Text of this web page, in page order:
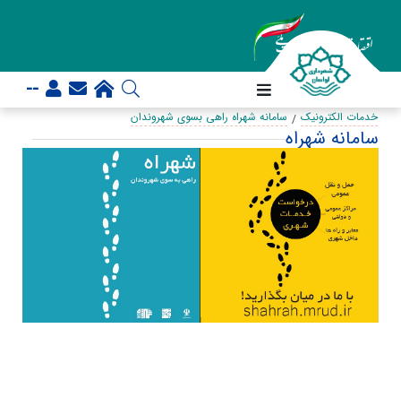
--
خدمات الکترونیک سامانه شهراه راهی بسوی شهروندان
سامانه شهراه